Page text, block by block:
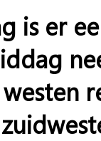
is er